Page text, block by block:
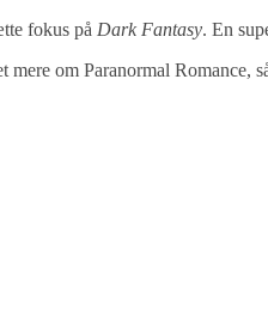
fokus på Dark Fantasy. En
mere om Paranormal Romance,